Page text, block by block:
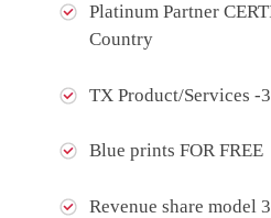
Platinum Partner
Country
TX Product/Services -
Blue prints FOR FREE
Revenue share model